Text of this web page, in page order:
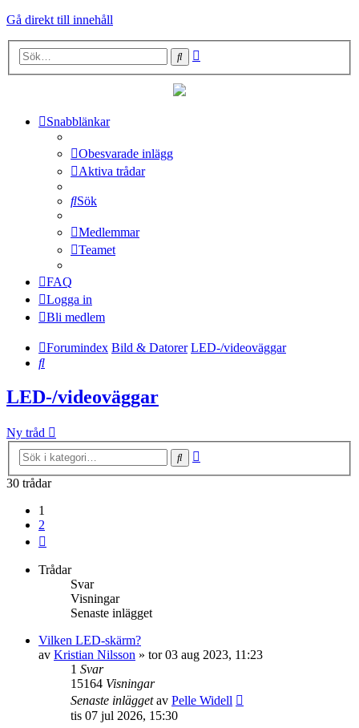
Gå direkt till innehåll
Sök
Snabblänkar
Obesvarade inlägg
Aktiva trådar
Sök
Medlemmar
Teamet
FAQ
Logga in
Bli medlem
Forumindex Bild & Datorer LED-/videoväggar
Sök
LED-/videoväggar
Ny tråd
Sök
30 trådar
1
2
Trådar
Svar
Visningar
Senaste inlägget
Vilken LED-skärm?
av Kristian Nilsson » tor 03 aug 2023, 11:23
1 Svar
15164 Visningar
Senaste inläggetav Pelle Widell
tis 07 jul 2026, 15:30